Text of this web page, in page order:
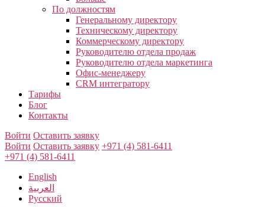
По должностям
Генеральному директору
Техническому директору
Коммерческому директору
Руководителю отдела продаж
Руководителю отдела маркетинга
Офис-менеджеру
CRM интегратору
Тарифы
Блог
Контакты
Войти Оставить заявку
Войти Оставить заявку +971 (4) 581-6411
+971 (4) 581-6411
English
العربية
Русский